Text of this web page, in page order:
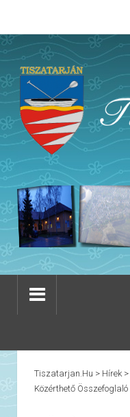
Tiszatarjan.hu > Hírek>
Közérthető Összefoglaló